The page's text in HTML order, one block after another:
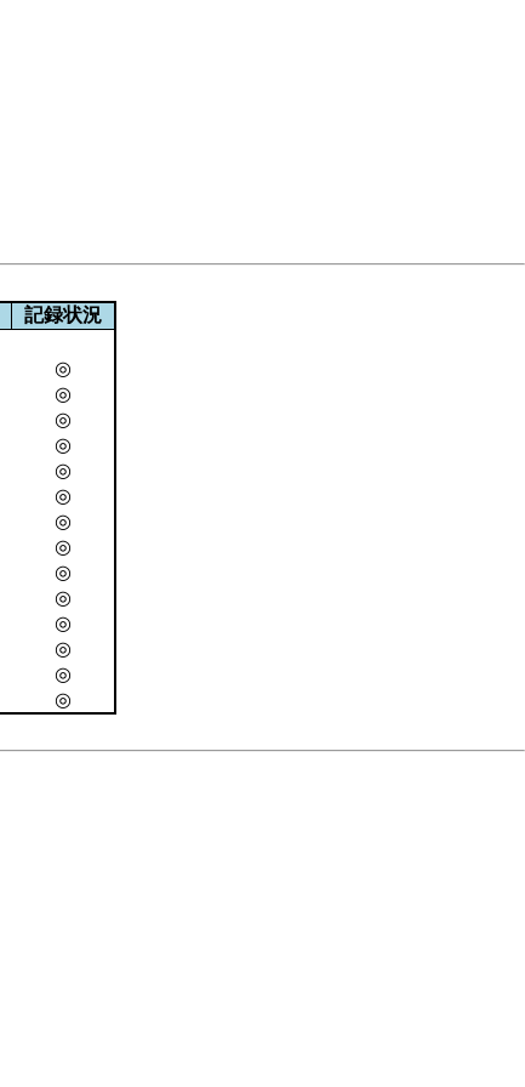
記録状況
◎
◎
◎
◎
◎
◎
◎
◎
◎
◎
◎
◎
◎
◎